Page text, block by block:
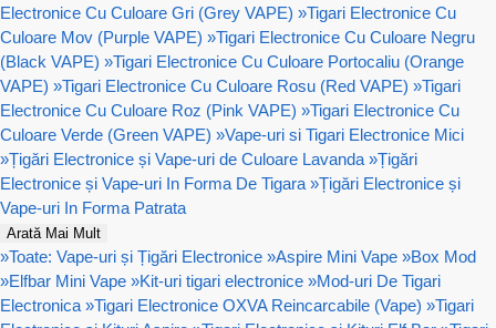
Electronice Cu Culoare Gri (Grey VAPE) »Tigari Electronice Cu
Culoare Mov (Purple VAPE) »Tigari Electronice Cu Culoare Negru
(Black VAPE) »Tigari Electronice Cu Culoare Portocaliu (Orange
VAPE) »Tigari Electronice Cu Culoare Rosu (Red VAPE) »Tigari
Electronice Cu Culoare Roz (Pink VAPE) »Tigari Electronice Cu
Culoare Verde (Green VAPE) »Vape-uri si Tigari Electronice Mici
»Țigări Electronice și Vape-uri de Culoare Lavanda »Țigări
Electronice și Vape-uri In Forma De Tigara »Țigări Electronice și
Vape-uri In Forma Patrata
Arată Mai Mult
»Toate: Vape-uri și Țigări Electronice »Aspire Mini Vape »Box Mod
»Elfbar Mini Vape »Kit-uri tigari electronice »Mod-uri De Tigari
Electronica »Tigari Electronice OXVA Reincarcabile (Vape) »Tigari